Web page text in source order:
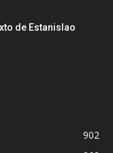
de Estanislao
902